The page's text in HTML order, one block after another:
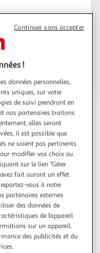
!
données personnelles,
uniques, sur votre
de suivi prendront en
nos partenaires traitons
elles seront
il est possible que
ne soient pas pertinents
modifier vos choix ou
sur le lien "Gérer
avez fait auront un effet
vous à notre
partenaires externes
des données de
de l’appareil
sur un appareil.
des publicités et du
Continuer sans accepter